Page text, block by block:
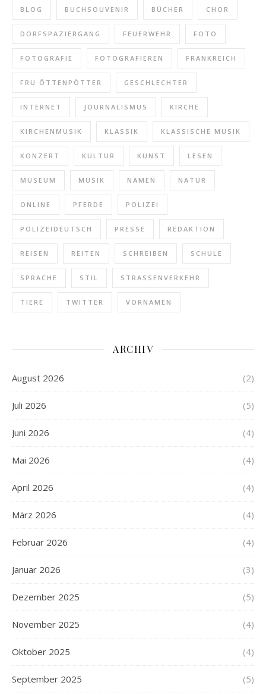
BLOG BUCHSOUVENIR BÜCHER CHOR
DORFSPAZIERGANG FEUERWEHR FOTO
FOTOGRAFIE FOTOGRAFIEREN FRANKREICH
FRU ÖTTENPÖTTER GESCHLECHTER
INTERNET JOURNALISMUS KIRCHE
KIRCHENMUSIK KLASSIK KLASSISCHE MUSIK
KONZERT KULTUR KUNST LESEN
MUSEUM MUSIK NAMEN NATUR
ONLINE PFERDE POLIZEI
POLIZEIDEUTSCH PRESSE REDAKTION
REISEN REITEN SCHREIBEN SCHULE
SPRACHE STIL STRASSENVERKEHR
TIERE TWITTER VORNAMEN
ARCHIV
August 2026 (2)
Juli 2026 (5)
Juni 2026 (4)
Mai 2026 (4)
April 2026 (4)
März 2026 (4)
Februar 2026 (4)
Januar 2026 (3)
Dezember 2025 (5)
November 2025 (4)
Oktober 2025 (4)
September 2025 (5)